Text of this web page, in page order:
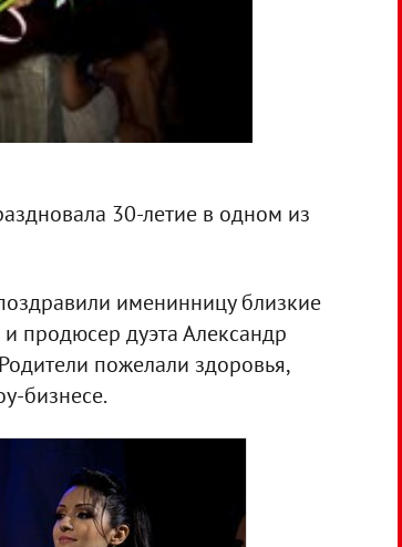
30-летие в одном из
именинницу близкие
продюсер дуэта Александр
пожелали здоровья,
бизнесе.